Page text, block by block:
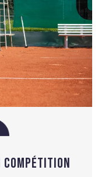
compétition